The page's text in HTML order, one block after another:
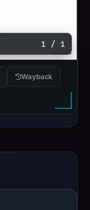
1 / 1
Wayback